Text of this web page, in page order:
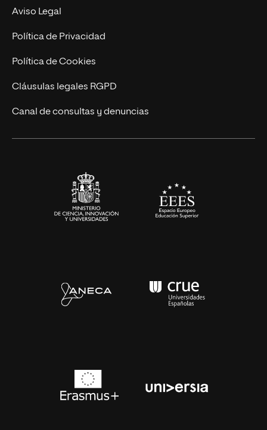
Experto Universitario
Postgrados
Cursos Universitarios
Nuestro Equipo
Trabaja en UNIR
Actualidad
UNIR Revista
Eventos
Aviso Legal
Política de Privacidad
Política de Cookies
Cláusulas legales RGPD
Canal de consultas y denuncias